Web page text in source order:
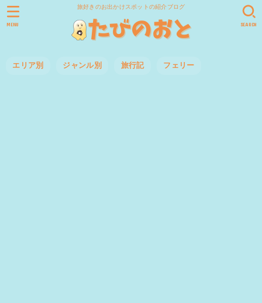
旅好きのお出かけスポットの紹介ブログ
エリア別 ジャンル別 旅行記 フェリー
SEARCH
MENU